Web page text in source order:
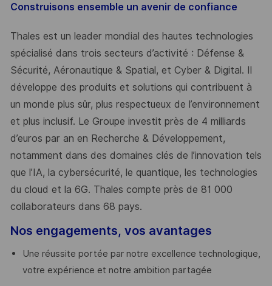
Construisons ensemble un avenir de confiance
Thales est un leader mondial des hautes technologies
spécialisé dans trois secteurs d’activité : Défense &
Sécurité, Aéronautique & Spatial, et Cyber & Digital. Il
développe des produits et solutions qui contribuent à
un monde plus sûr, plus respectueux de l’environnement
et plus inclusif. Le Groupe investit près de 4 milliards
d’euros par an en Recherche & Développement,
notamment dans des domaines clés de l’innovation tels
que l’IA, la cybersécurité, le quantique, les technologies
du cloud et la 6G. Thales compte près de 81 000
collaborateurs dans 68 pays.
Nos engagements, vos avantages
Une réussite portée par notre excellence technologique,
votre expérience et notre ambition partagée